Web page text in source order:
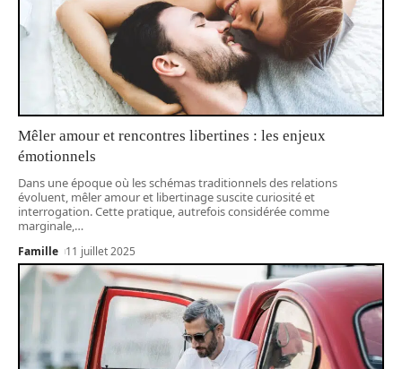
Mêler amour et rencontres libertines : les enjeux
émotionnels
Dans une époque où les schémas traditionnels des relations
évoluent, mêler amour et libertinage suscite curiosité et
interrogation. Cette pratique, autrefois considérée comme
marginale, …
Famille 11 juillet 2025